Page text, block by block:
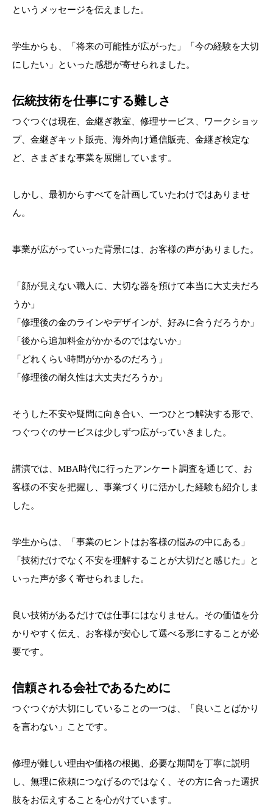
というメッセージを伝えました。
学生からも、「将来の可能性が広がった」「今の経験を大切
にしたい」といった感想が寄せられました。
伝統技術を仕事にする難しさ
つぐつぐは現在、金継ぎ教室、修理サービス、ワークショッ
プ、金継ぎキット販売、海外向け通信販売、金継ぎ検定な
ど、さまざまな事業を展開しています。
しかし、最初からすべてを計画していたわけではありませ
ん。
事業が広がっていった背景には、お客様の声がありました。
「顔が見えない職人に、大切な器を預けて本当に大丈夫だろ
うか」
「修理後の金のラインやデザインが、好みに合うだろうか」
「後から追加料金がかかるのではないか」
「どれくらい時間がかかるのだろう」
「修理後の耐久性は大丈夫だろうか」
そうした不安や疑問に向き合い、一つひとつ解決する形で、
つぐつぐのサービスは少しずつ広がっていきました。
講演では、MBA時代に行ったアンケート調査を通じて、お
客様の不安を把握し、事業づくりに活かした経験も紹介しま
した。
学生からは、「事業のヒントはお客様の悩みの中にある」
「技術だけでなく不安を理解することが大切だと感じた」と
いった声が多く寄せられました。
良い技術があるだけでは仕事にはなりません。その価値を分
かりやすく伝え、お客様が安心して選べる形にすることが必
要です。
信頼される会社であるために
つぐつぐが大切にしていることの一つは、「良いことばかり
を言わない」ことです。
修理が難しい理由や価格の根拠、必要な期間を丁寧に説明
し、無理に依頼につなげるのではなく、その方に合った選択
肢をお伝えすることを心がけています。